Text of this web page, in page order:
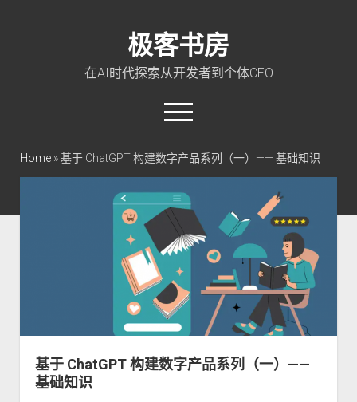
极客书房
在AI时代探索从开发者到个体CEO
open
menu
twitterlinkedinrss githubqq wechat
首页
Go 入门教程
PHP 全栈指南
玩转 ChatGPT
软件工程
成长思维
关于本站
Home»基于 ChatGPT 构建数字产品系列（一）—— 基础知识
基于 ChatGPT 构建数字产品系列（一）——
基础知识